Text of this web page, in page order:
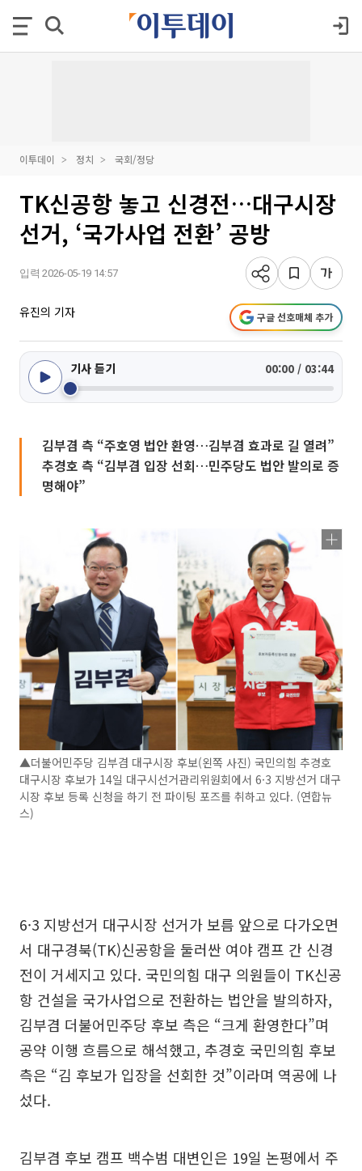
이투데이 정치 국회/정당
TK신공항 놓고 신경전…대구시장
선거, ‘국가사업 전환’ 공방
입력 2026-05-19 14:57
유진의 기자 구글 선호매체 추가
기사 듣기 00:00 / 03:44
김부겸 측 “주호영 법안 환영…김부겸 효과로 길 열려”
추경호 측 “김부겸 입장 선회…민주당도 법안 발의로 증
명해야”
▲더불어민주당 김부겸 대구시장 후보(왼쪽 사진) 국민의힘 추경호
대구시장 후보가 14일 대구시선거관리위원회에서 6·3 지방선거 대구
시장 후보 등록 신청을 하기 전 파이팅 포즈를 취하고 있다. (연합뉴
스)
6·3 지방선거 대구시장 선거가 보름 앞으로 다가오면
서 대구경북(TK)신공항을 둘러싼 여야 캠프 간 신경
전이 거세지고 있다. 국민의힘 대구 의원들이 TK신공
항 건설을 국가사업으로 전환하는 법안을 발의하자,
김부겸 더불어민주당 후보 측은 “크게 환영한다”며
공약 이행 흐름으로 해석했고, 추경호 국민의힘 후보
측은 “김 후보가 입장을 선회한 것”이라며 역공에 나
섰다.
김부겸 후보 캠프 백수범 대변인은 19일 논평에서 주